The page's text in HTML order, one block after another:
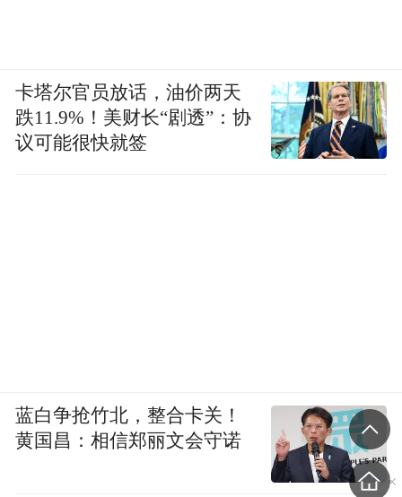
卡塔尔官员放话，油价两天
跌11.9%！美财长“剧透”：协
议可能很快就签
蓝白争抢竹北，整合卡关！
黄国昌：相信郑丽文会守诺